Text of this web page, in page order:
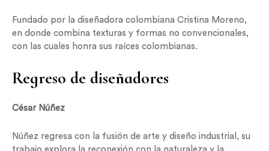
Fundado por la diseñadora colombiana Cristina Moreno,
en donde combina texturas y formas no convencionales,
con las cuales honra sus raíces colombianas.
Regreso de diseñadores
César Núñez
Núñez regresa con la fusión de arte y diseño industrial, su